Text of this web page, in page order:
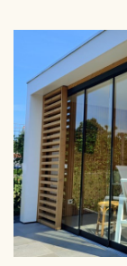
plaatsen
lichtvenster.
Uw
u thuis
monteren.
Wilt u liever